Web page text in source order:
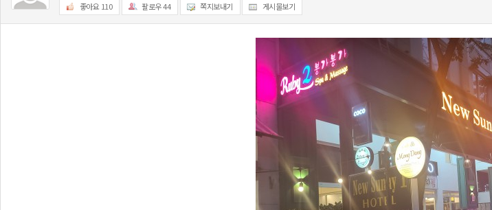
좋아요 110 팔로우44 쪽지보내기 게시물보기